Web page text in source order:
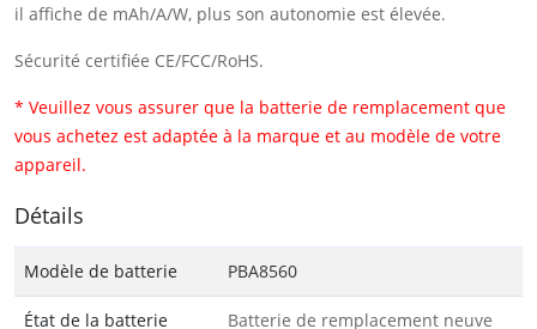
il affiche de mAh/A/W, plus son autonomie est élevée.
Sécurité certifiée CE/FCC/RoHS.
* Veuillez vous assurer que la batterie de remplacement que
vous achetez est adaptée à la marque et au modèle de votre
appareil.
Détails
Modèle de batterie PBA8560
État de la batterie Batterie de remplacement neuve